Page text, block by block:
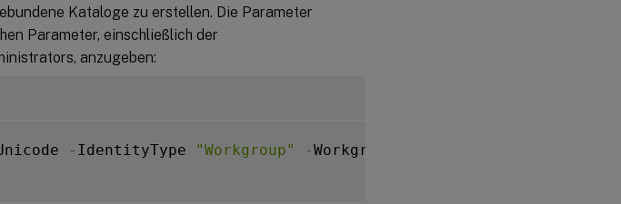
Kataloge zu erstellen. Die Parameter
Parameter, einschließlich der
anzugeben:
- IdentityType "Workgroup" -WorkgroupMachine